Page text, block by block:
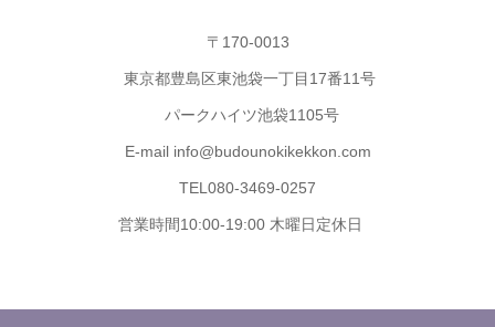
〒170-0013
東京都豊島区東池袋一丁目17番11号
パークハイツ池袋1105号
E-mail info@budounokikekkon.com
TEL080-3469-0257
営業時間10:00-19:00 木曜日定休日